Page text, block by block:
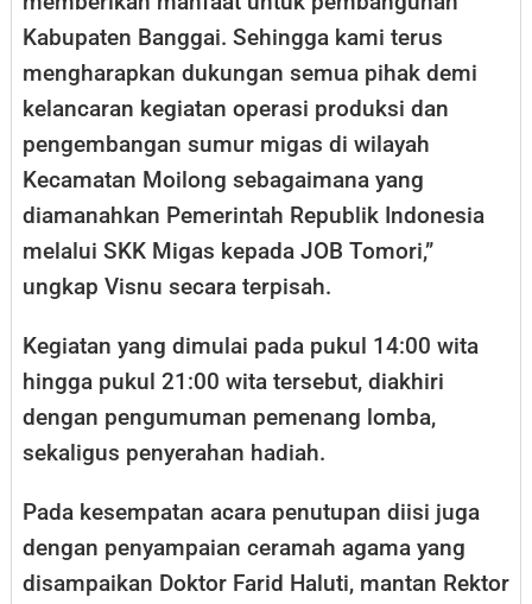
Kabupaten Banggai. Sehingga kami terus
mengharapkan dukungan semua pihak demi
kelancaran kegiatan operasi produksi dan
pengembangan sumur migas di wilayah
Kecamatan Moilong sebagaimana yang
diamanahkan Pemerintah Republik Indonesia
melalui SKK Migas kepada JOB Tomori,”
ungkap Visnu secara terpisah.
Kegiatan yang dimulai pada pukul 14:00 wita
hingga pukul 21:00 wita tersebut, diakhiri
dengan pengumuman pemenang lomba,
sekaligus penyerahan hadiah.
Pada kesempatan acara penutupan diisi juga
dengan penyampaian ceramah agama yang
disampaikan Doktor Farid Haluti, mantan Rektor